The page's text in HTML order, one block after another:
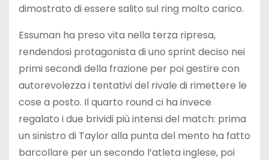
dimostrato di essere salito sul ring molto carico.
Essuman ha preso vita nella terza ripresa,
rendendosi protagonista di uno sprint deciso nei
primi secondi della frazione per poi gestire con
autorevolezza i tentativi del rivale di rimettere le
cose a posto. Il quarto round ci ha invece
regalato i due brividi più intensi del match: prima
un sinistro di Taylor alla punta del mento ha fatto
barcollare per un secondo l’atleta inglese, poi